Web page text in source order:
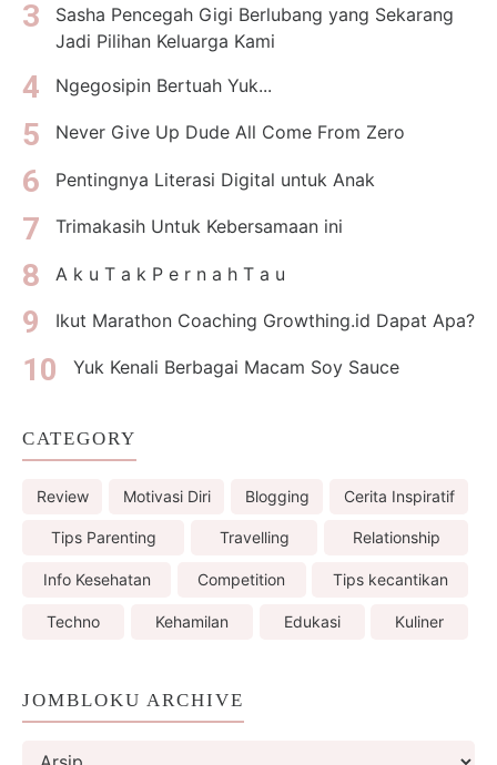
Sasha Pencegah Gigi Berlubang yang Sekarang
Jadi Pilihan Keluarga Kami
Ngegosipin Bertuah Yuk...
Never Give Up Dude All Come From Zero
Pentingnya Literasi Digital untuk Anak
Trimakasih Untuk Kebersamaan ini
A k u T a k P e r n a h T a u
Ikut Marathon Coaching Growthing.id Dapat Apa?
Yuk Kenali Berbagai Macam Soy Sauce
CATEGORY
Review Motivasi Diri Blogging Cerita Inspiratif
Tips Parenting Travelling Relationship
Info Kesehatan Competition Tips kecantikan
Techno Kehamilan Edukasi Kuliner
JOMBLOKU ARCHIVE